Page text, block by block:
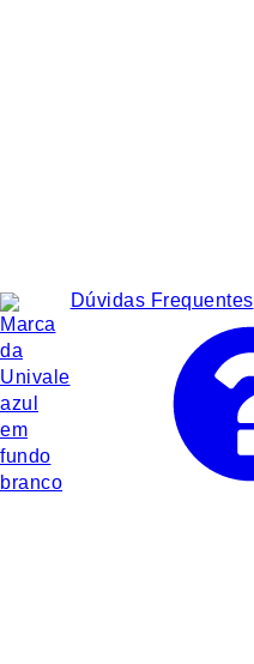
Dúvidas Frequentes